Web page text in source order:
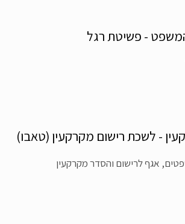
- פשיטת רגל
- לשכת רישום מקרקעין (טאבו)
אגף לרישום והסדר מקרקעין